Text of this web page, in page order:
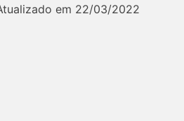
em 22/03/2022